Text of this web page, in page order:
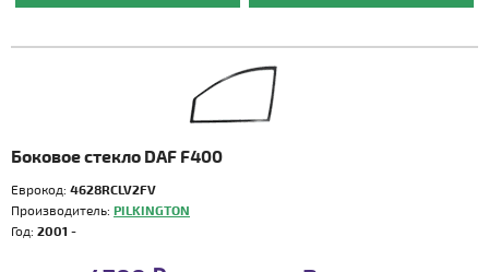
Боковое стекло DAF F400
Еврокод: 4628RCLV2FV
Производитель: PILKINGTON
Год: 2001 -